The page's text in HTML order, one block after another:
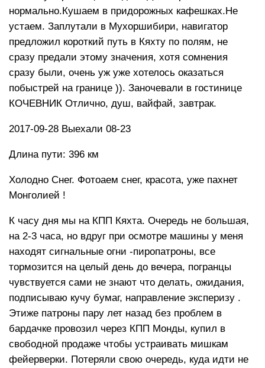
нормально.Кушаем в придорожных кафешках.Не
устаем. Заплутали в Мухоршибири, навигатор
предложил короткий путь в Кяхту по полям, не
сразу предали этому значения, хотя сомнения
сразу были, очень уж уже хотелось оказаться
побыстрей на границе )). Заночевали в гостинице
КОЧЕВНИК Отлично, душ, вайфай, завтрак.
2017-09-28 Выехали 08-23
Длина пути: 396 км
Холодно Снег. Фотоаем снег, красота, уже пахнет
Монголией !
К часу дня мы на КПП Кяхта. Очередь не большая,
на 2-3 часа, но вдруг при осмотре машины у меня
находят сигнальные огни -пиропатроны, все
тормозится на целый день до вечера, погранцы
чувствуется сами не знают что делать, ожидания,
подписываю кучу бумаг, направление эксперизу .
Этиже патроны пару лет назад без проблем в
бардачке провозил через КПП Монды, купил в
свободной продаже чтобы устраивать мишкам
фейерверки. Потеряли свою очередь, куда идти не